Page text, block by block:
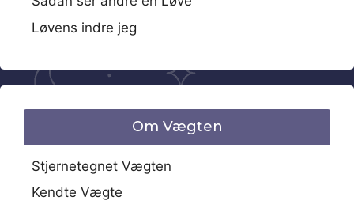
Løvens indre jeg
Om Vægten
Stjernetegnet Vægten
Kendte Vægte